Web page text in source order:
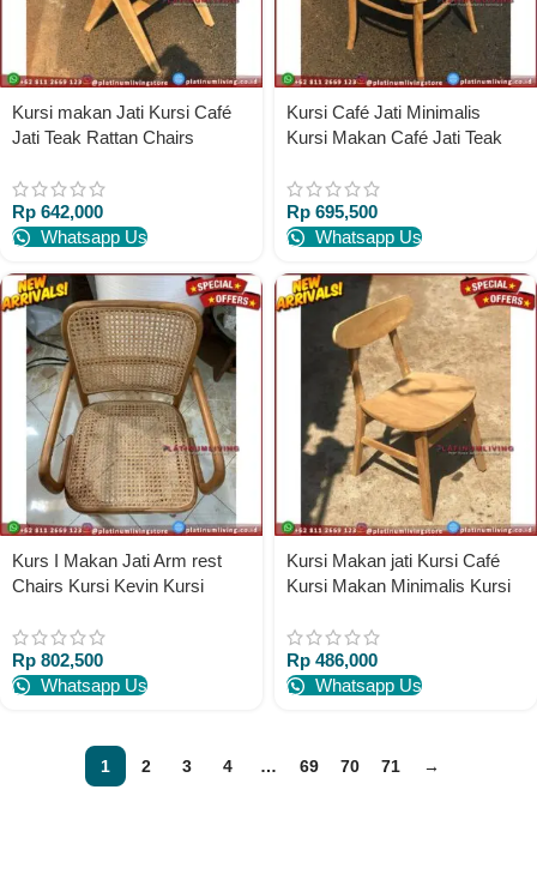
Kursi makan Jati Kursi Café
Jati Teak Rattan Chairs
Rp 642,000
Whatsapp Us
Kursi Café Jati Minimalis
Kursi Makan Café Jati Teak
Chairs
Rp 695,500
Whatsapp Us
Kurs I Makan Jati Arm rest
Chairs Kursi Kevin Kursi
Rp 802,500
Whatsapp Us
Kursi Makan jati Kursi Café
Kursi Makan Minimalis Kursi
Hotel Teak wood chairs
Rp 486,000
Whatsapp Us
1 2 3 4 … 69 70 71 →